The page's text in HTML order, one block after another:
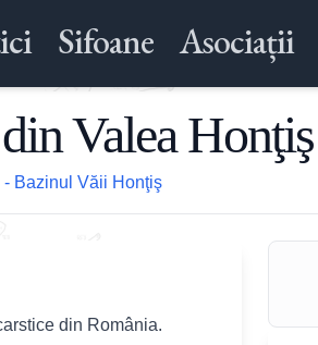
Sifoane Asociații
Valea Honţiş
- Bazinul Văii Honţiş
din România.